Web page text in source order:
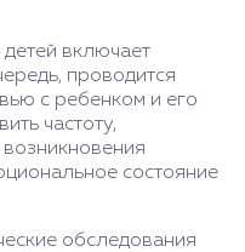
детей включает
проводится
с ребенком и его
частоту,
состояние
обследования